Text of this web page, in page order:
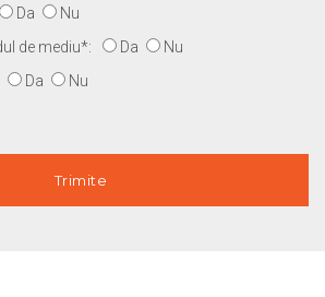
Da
Nu
de mediu*:
Da
Nu
Da Nu